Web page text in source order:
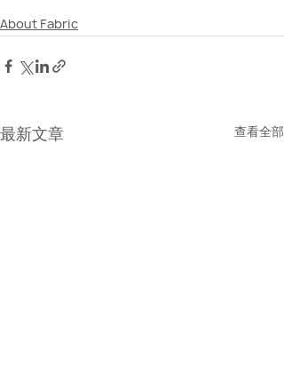
About Fabric
最新文章 查看全部